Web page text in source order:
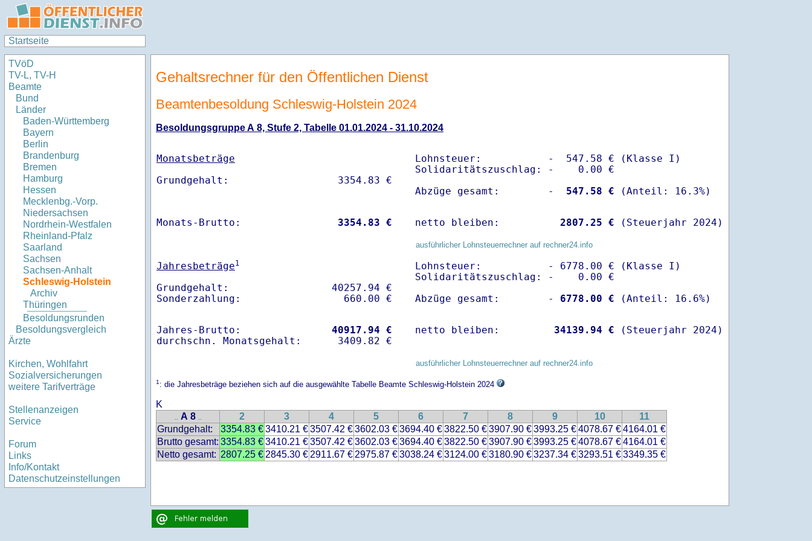
Startseite
TVöD
TV-L, TV-H
Beamte
Bund
Länder
Baden-Württemberg
Bayern
Berlin
Brandenburg
Bremen
Hamburg
Hessen
Mecklenbg.-Vorp.
Niedersachsen
Nordrhein-Westfalen
Rheinland-Pfalz
Saarland
Sachsen
Sachsen-Anhalt
Schleswig-Holstein
Archiv
Thüringen
Besoldungsrunden
Besoldungsvergleich
Ärzte
Kirchen, Wohlfahrt
Sozialversicherungen
weitere Tarifverträge
Stellenanzeigen
Service
Forum
Links
Info/Kontakt
Datenschutzeinstellungen
Gehaltsrechner für den Öffentlichen Dienst
Beamtenbesoldung Schleswig-Holstein 2024
Besoldungsgruppe A 8, Stufe 2, Tabelle 01.01.2024 - 31.10.2024
Monatsbeträge
Lohnsteuer:           -  547.58 € (Klasse I)
Solidaritätszuschlag: -    0.00 €
Abzüge gesamt:        -
  547.58 €
Monats-Brutto: 3354.83 € netto bleiben: 2807.25 € (Steuerjahr 2024)
ausführlicher Lohnsteuerrechner auf rechner24.info
Jahresbeträge1
Grundgehalt:                 40257.94 €
Lohnsteuer:           - 6778.00 € (Klasse I)
Solidaritätszuschlag: -    0.00 €
Abzüge gesamt:        -
6778.00 €
Jahres-Brutto: 40917.94 €
netto bleiben: 34139.94 € (Steuerjahr 2024)
ausführlicher Lohnsteuerrechner auf rechner24.info
1: die Jahresbeträge beziehen sich auf die ausgewählte Tabelle Beamte Schleswig-Holstein 2024
K
.. A 8 .. 2 3 4 5 6 7 8 9 10
11
Grundgehalt:
3354.83 €3410.21 €3507.42 €3602.03 €3694.40 €3822.50 €3907.90 €3993.25 €4078.67 €4164.01 €
Brutto gesamt: 3354.83 €3410.21 €3507.42 €3602.03 €3694.40 €3822.50 €3907.90 €3993.25 €4078.67 €4164.01 €
Netto gesamt: 2807.25 € 2845.30 € 2911.67 € 2975.87 €3038.24 €3124.00 €3180.90 €3237.34 €3293.51 €3349.35 €